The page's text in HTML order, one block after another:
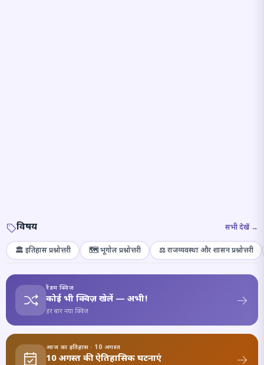
विषय सभी देखें →
🏛️ इतिहास प्रश्नोत्तरी 🗺️ भूगोल प्रश्नोत्तरी ⚖️ राजव्यवस्था और शासन प्रश्नोत्तरी
रैंडम क्विज़
कोई भी क्विज़ खेलें — अभी!
हर बार नया क्विज़
आज का इतिहास · 10 अगस्त
10 अगस्त की ऐतिहासिक घटनाएं